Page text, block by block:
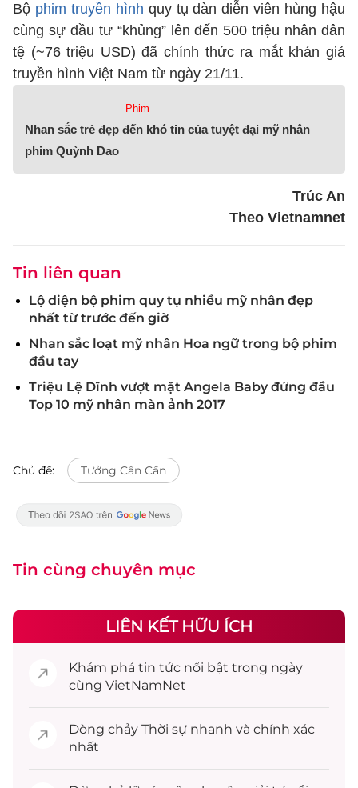
Bộ phim truyền hình quy tụ dàn diễn viên hùng hậu
cùng sự đầu tư “khủng” lên đến 500 triệu nhân dân
tệ (~76 triệu USD) đã chính thức ra mắt khán giả
truyền hình Việt Nam từ ngày 21/11.
Phim
Nhan sắc trẻ đẹp đến khó tin của tuyệt đại mỹ nhân
phim Quỳnh Dao
Trúc An
Theo Vietnamnet
Tin liên quan
Lộ diện bộ phim quy tụ nhiều mỹ nhân đẹp
nhất từ trước đến giờ
Nhan sắc loạt mỹ nhân Hoa ngữ trong bộ phim
đầu tay
Triệu Lệ Dĩnh vượt mặt Angela Baby đứng đầu
Top 10 mỹ nhân màn ảnh 2017
Chủ đề: Tưởng Cần Cần
Tin cùng chuyên mục
LIÊN KẾT HỮU ÍCH
Khám phá tin tức nổi bật trong ngày
cùng VietNamNet
Dòng chảy Thời sự nhanh và chính xác
nhất